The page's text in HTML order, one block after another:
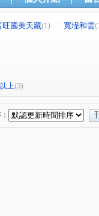
旺國美天藏(1) 寬埕和雲
上(3)